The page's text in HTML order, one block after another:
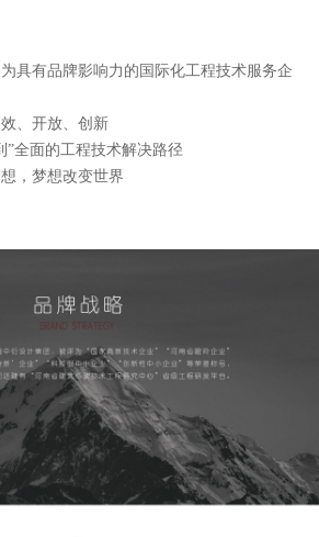
具有品牌影响力的国际化工程技术服务企
、开放、创新
”全面的工程技术解决路径
，梦想改变世界